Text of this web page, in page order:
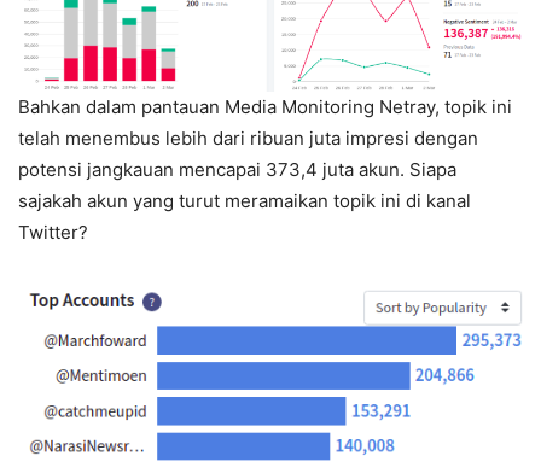
Bahkan dalam pantauan Media Monitoring Netray, topik ini
telah menembus lebih dari ribuan juta impresi dengan
potensi jangkauan mencapai 373,4 juta akun. Siapa
sajakah akun yang turut meramaikan topik ini di kanal
Twitter?